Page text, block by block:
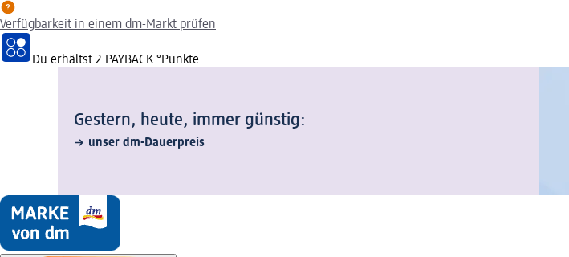
Verfügbarkeit in einem dm-Markt prüfen
Du erhältst 2 PAYBACK °Punkte
Gestern, heute, immer günstig:
unser dm-Dauerpreis